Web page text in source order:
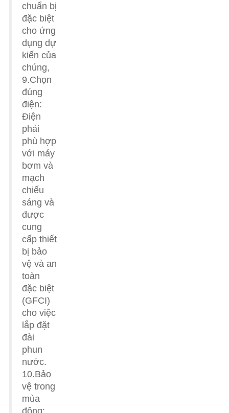
chuẩn bị
đặc biệt
cho ứng
dụng dự
kiến ​​của
chúng,
9.Chọn
đúng
điện:
Điện
phải
phù hợp
với máy
bơm và
mạch
chiếu
sáng và
được
cung
cấp thiết
bị bảo
vệ và an
toàn
đặc biệt
(GFCI)
cho việc
lắp đặt
đài
phun
nước.
10.Bảo
vệ trong
mùa